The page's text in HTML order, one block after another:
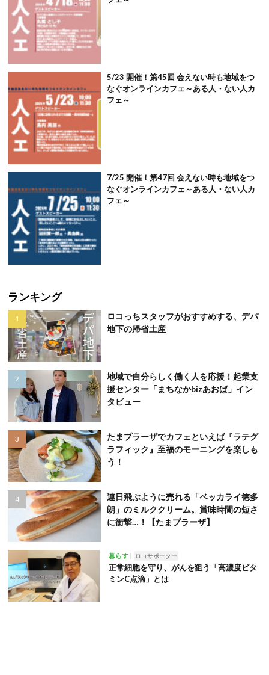
5/23 開催！第45回 会えない時も地域をつ
なぐオンラインカフェ～ある人・ない人カ
フェ～
7/25 開催！第47回 会えない時も地域をつ
なぐオンラインカフェ～ある人・ない人カ
フェ～
ランキング
ロコっちスタッフがおすすめする、デパ
地下の帰省土産
地域で自分らしく働く人を応援！起業支
援センター「まちなかbizあおば」イン
タビュー
たまプラーザでカフェといえば『ラテグ
ラフィック』至福のモーニングを楽しも
う！
連日飛ぶように売れる「ベッカライ徳多
朗」のミルククリーム。賞味時間の短さ
に衝撃…！【たまプラーザ】
暮らす ロコサポーター
正常細胞を守り、がんを狙う「高濃度ビタ
ミンC点滴」とは